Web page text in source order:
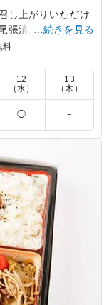
し上がりいただけ
張清流亭特製チキ
ボリューミー
食べれて、 お
るお弁当でし
…続きを見る
料
12
（水）
13
（木）
◯ －